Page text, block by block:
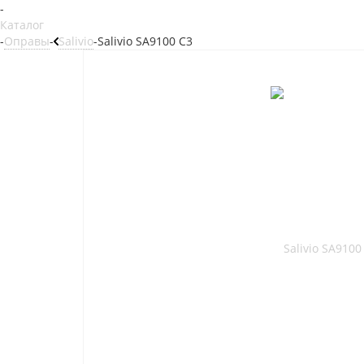
-
Каталог
-Оправы- Salivio-Salivio SA9100 C3